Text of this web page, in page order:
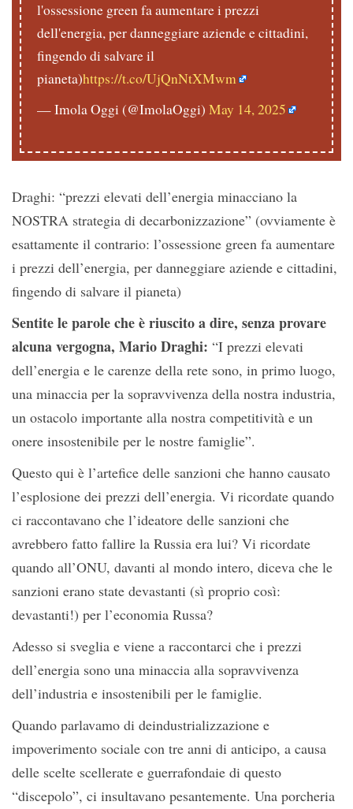
l'ossessione green fa aumentare i prezzi
dell'energia, per danneggiare aziende e cittadini,
fingendo di salvare il
pianeta)https://t.co/UjQnNtXMwm
— Imola Oggi (@ImolaOggi) May 14, 2025
Draghi: “prezzi elevati dell’energia minacciano la
NOSTRA strategia di decarbonizzazione” (ovviamente è
esattamente il contrario: l’ossessione green fa aumentare
i prezzi dell’energia, per danneggiare aziende e cittadini,
fingendo di salvare il pianeta)
Sentite le parole che è riuscito a dire, senza provare
alcuna vergogna, Mario Draghi: “I prezzi elevati
dell’energia e le carenze della rete sono, in primo luogo,
una minaccia per la sopravvivenza della nostra industria,
un ostacolo importante alla nostra competitività e un
onere insostenibile per le nostre famiglie”.
Questo qui è l’artefice delle sanzioni che hanno causato
l’esplosione dei prezzi dell’energia. Vi ricordate quando
ci raccontavano che l’ideatore delle sanzioni che
avrebbero fatto fallire la Russia era lui? Vi ricordate
quando all’ONU, davanti al mondo intero, diceva che le
sanzioni erano state devastanti (sì proprio così:
devastanti!) per l’economia Russa?
Adesso si sveglia e viene a raccontarci che i prezzi
dell’energia sono una minaccia alla sopravvivenza
dell’industria e insostenibili per le famiglie.
Quando parlavamo di deindustrializzazione e
impoverimento sociale con tre anni di anticipo, a causa
delle scelte scellerate e guerrafondaie di questo
“discepolo”, ci insultavano pesantemente. Una porcheria